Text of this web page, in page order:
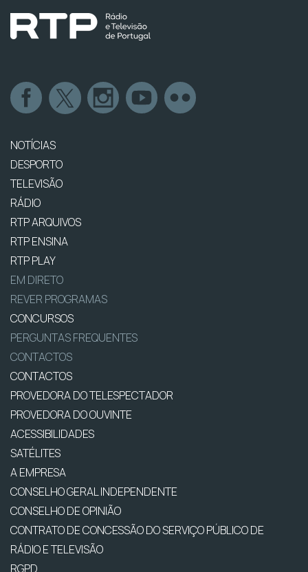
NOTÍCIAS
DESPORTO
TELEVISÃO
RÁDIO
RTP ARQUIVOS
RTP ENSINA
RTP PLAY
EM DIRETO
REVER PROGRAMAS
CONCURSOS
PERGUNTAS FREQUENTES
CONTACTOS
CONTACTOS
PROVEDORA DO TELESPECTADOR
PROVEDORA DO OUVINTE
ACESSIBILIDADES
SATÉLITES
A EMPRESA
CONSELHO GERAL INDEPENDENTE
CONSELHO DE OPINIÃO
CONTRATO DE CONCESSÃO DO SERVIÇO PÚBLICO DE
RÁDIO E TELEVISÃO
RGPD